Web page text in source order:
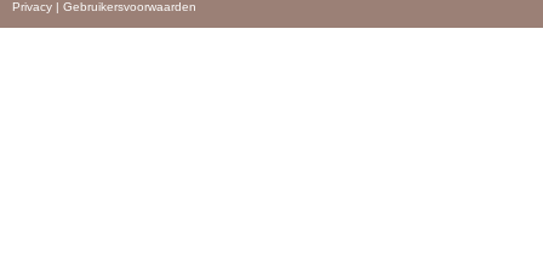
Privacy | Gebruikersvoorwaarden